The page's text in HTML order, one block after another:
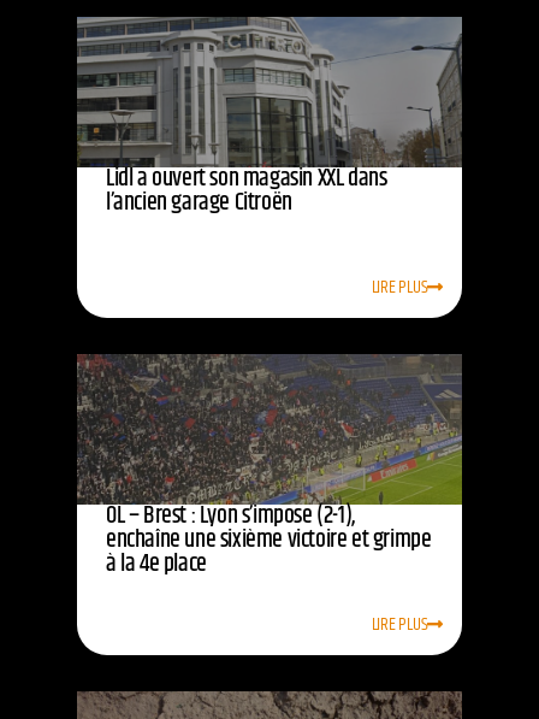
Lidl a ouvert son magasin XXL dans
l’ancien garage Citroën
LIRE PLUS
OL – Brest : Lyon s’impose (2-1),
enchaîne une sixième victoire et grimpe
à la 4e place
LIRE PLUS